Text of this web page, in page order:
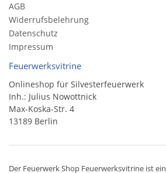
AGB
Widerrufsbelehrung
Datenschutz
Impressum
Feuerwerksvitrine
Onlineshop für Silvesterfeuerwerk
Inh.: Julius Nowottnick
Max-Koska-Str. 4
13189 Berlin
Der Feuerwerk Shop Feuerwerksvitrine ist ein